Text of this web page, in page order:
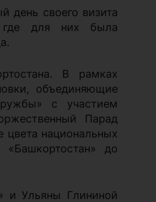
день своего визита
где для них была
В рамках
объединяющие
с участием
Парад
цвета национальных
до
и Ульяны Глининой